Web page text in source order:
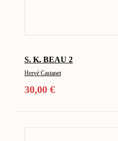
S. K. BEAU 2
Hervé Castanet
30,00 €